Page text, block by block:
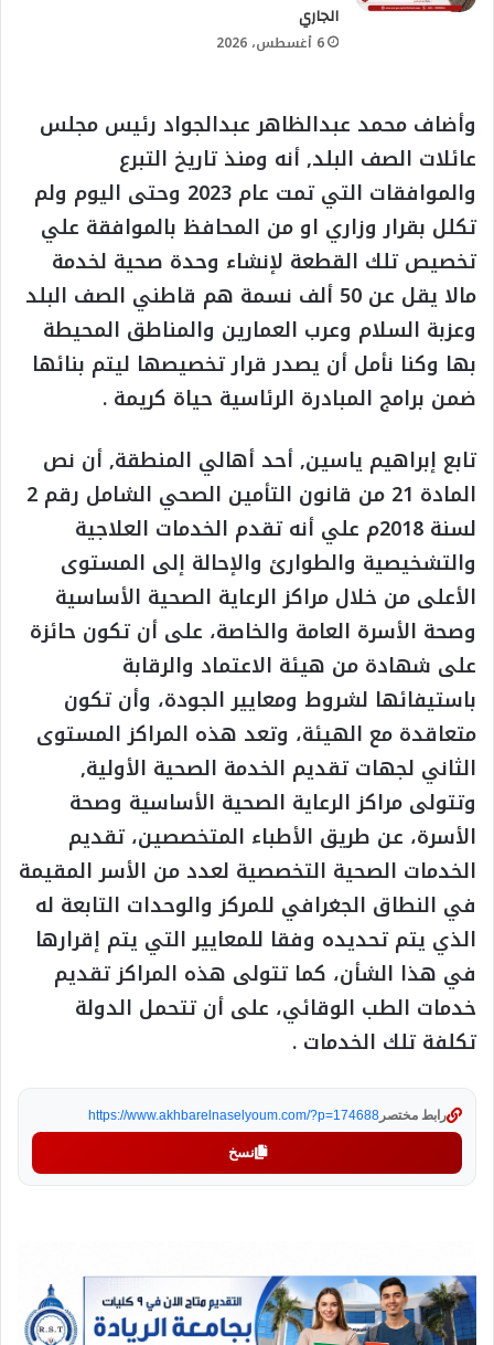
الجاري
6 أغسطس، 2026
وأضاف محمد عبدالظاهر عبدالجواد رئيس مجلس
عائلات الصف البلد, أنه ومنذ تاريخ التبرع
والموافقات التي تمت عام 2023 وحتى اليوم ولم
تكلل بقرار وزاري او من المحافظ بالموافقة علي
تخصيص تلك القطعة لإنشاء وحدة صحية لخدمة
مالا يقل عن 50 ألف نسمة هم قاطني الصف البلد
وعزبة السلام وعرب العمارين والمناطق المحيطة
بها وكنا نأمل أن يصدر قرار تخصيصها ليتم بنائها
ضمن برامج المبادرة الرئاسية حياة كريمة .
تابع إبراهيم ياسين, أحد أهالي المنطقة, أن نص
المادة 21 من قانون التأمين الصحي الشامل رقم 2
لسنة 2018م علي أنه تقدم الخدمات العلاجية
والتشخيصية والطوارئ والإحالة إلى المستوى
الأعلى من خلال مراكز الرعاية الصحية الأساسية
وصحة الأسرة العامة والخاصة، على أن تكون حائزة
على شهادة من هيئة الاعتماد والرقابة
باستيفائها لشروط ومعايير الجودة، وأن تكون
متعاقدة مع الهيئة، وتعد هذه المراكز المستوى
الثاني لجهات تقديم الخدمة الصحية الأولية,
وتتولى مراكز الرعاية الصحية الأساسية وصحة
الأسرة، عن طريق الأطباء المتخصصين، تقديم
الخدمات الصحية التخصصية لعدد من الأسر المقيمة
في النطاق الجغرافي للمركز والوحدات التابعة له
الذي يتم تحديده وفقا للمعايير التي يتم إقرارها
في هذا الشأن، كما تتولى هذه المراكز تقديم
خدمات الطب الوقائي، على أن تتحمل الدولة
تكلفة تلك الخدمات .
رابط مختصر https://www.akhbarelnaselyoum.com/?p=174688
نسخ